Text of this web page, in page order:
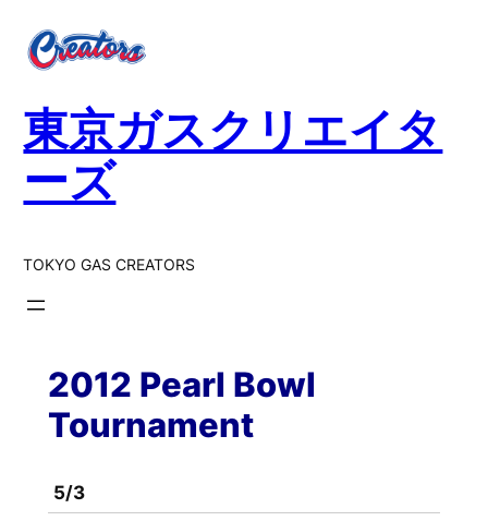
ス東京ガスクリエイタ
ーズ
TOKYO GAS CREATORS
2012 Pearl Bowl
Tournament
5/3